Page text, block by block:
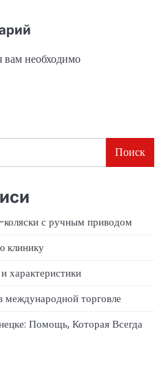
вам необходимо
Поиск
коляски с ручным приводом
клинику
характеристики
торговле
Помощь, Которая Всегда